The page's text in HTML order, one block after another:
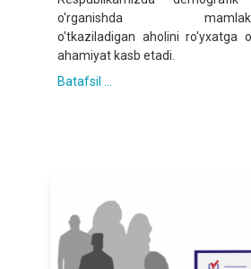
o'rganishda
o'tkaziladigan aholini ro'yxatga
ahamiyat kasb etadi.
Batafsil ...